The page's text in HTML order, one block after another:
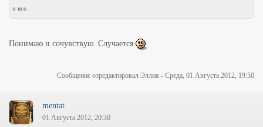
и все.
Понимаю и сочувствую. Случается
Сообщение отредактировал Эллия - Среда, 01 Августа 2012, 19:50
mentat
01 Августа 2012, 20:30